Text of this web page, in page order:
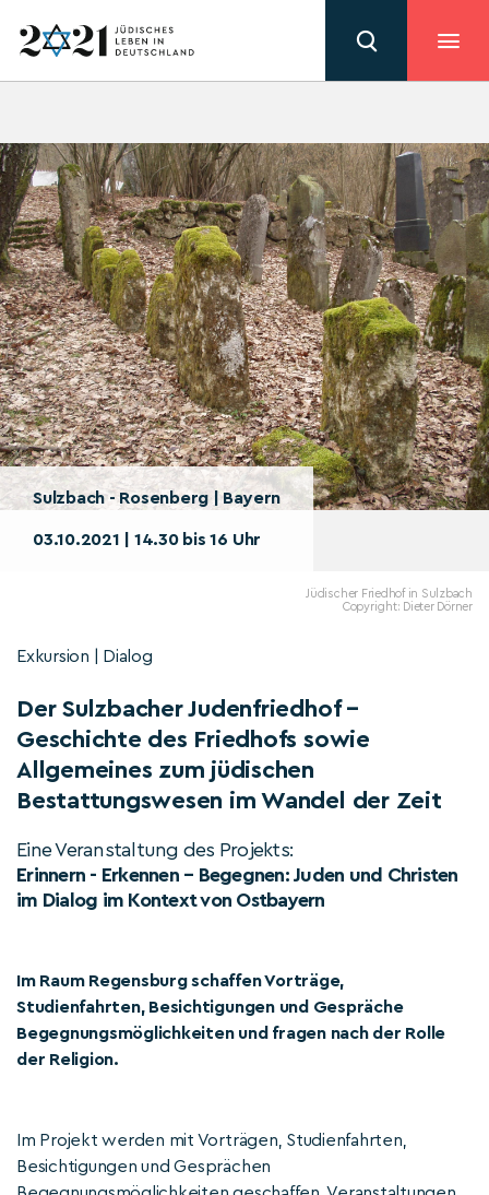
Sulzbach - Rosenberg | Bayern
03.10.2021 | 14.30 bis 16 Uhr
Jüdischer Friedhof in Sulzbach
Copyright: Dieter Dörner
Exkursion | Dialog
Der Sulzbacher Judenfriedhof –
Geschichte des Friedhofs sowie
Allgemeines zum jüdischen
Bestattungswesen im Wandel der Zeit
Eine Veranstaltung des Projekts:
Erinnern - Erkennen – Begegnen: Juden und Christen
im Dialog im Kontext von Ostbayern
Im Raum Regensburg schaffen Vorträge,
Studienfahrten, Besichtigungen und Gespräche
Begegnungsmöglichkeiten und fragen nach der Rolle
der Religion.
Im Projekt werden mit Vorträgen, Studienfahrten,
Besichtigungen und Gesprächen